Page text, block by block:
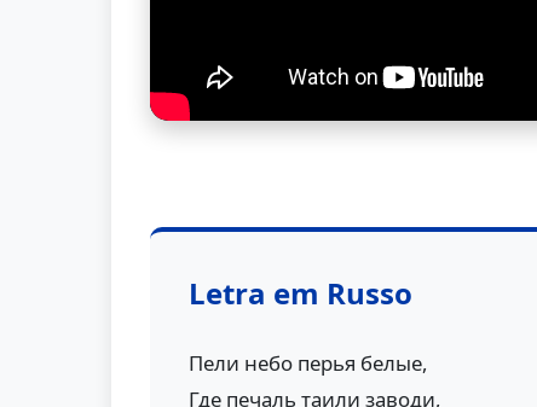
Letra em Russo
Пели небо перья белые,
Где печаль таили заводи,